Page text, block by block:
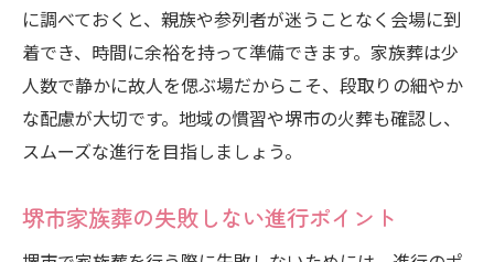
に調べておくと、親族や参列者が迷うことなく会場に到
着でき、時間に余裕を持って準備できます。家族葬は少
人数で静かに故人を偲ぶ場だからこそ、段取りの細やか
な配慮が大切です。地域の慣習や堺市の火葬も確認し、
スムーズな進行を目指しましょう。
堺市家族葬の失敗しない進行ポイント